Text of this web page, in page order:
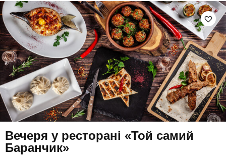
Вечеря у ресторані «Той самий
Баранчик»